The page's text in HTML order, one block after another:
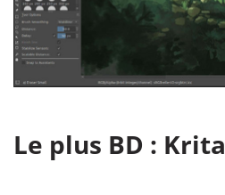
Le plus BD : Krita